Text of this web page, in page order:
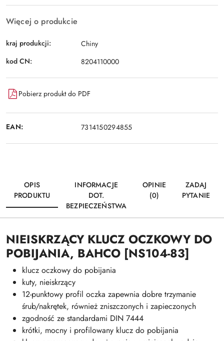
Więcej o produkcie
kraj produkcji:
Chiny
kod CN:
8204110000
Pobierz produkt do PDF
EAN: 7314150294855
OPIS
PRODUKTU
INFORMACJE
DOT.
BEZPIECZEŃSTWA
OPINIE
(0)
ZADAJ
PYTANIE
NIEISKRZĄCY KLUCZ OCZKOWY DO
POBIJANIA, BAHCO [NS104-83]
klucz oczkowy do pobijania
kuty, nieiskrzący
12-punktowy profil oczka zapewnia dobre trzymanie
śrub/nakrętek, również zniszczonych i zapieczonych
zgodność ze standardami DIN 7444
krótki, mocny i profilowany klucz do pobijania